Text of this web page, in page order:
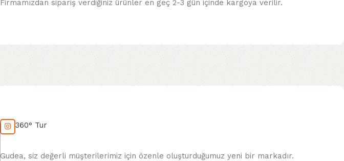
Firmamızdan sipariş verdiğiniz ürünler en geç 2-3 gün içinde kargoya verilir.
360° Tur
Gudea, siz değerli müşterilerimiz için özenle oluşturduğumuz yeni bir markadır.